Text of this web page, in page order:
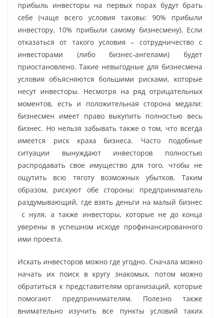
прибыль инвесторы на первых порах будут брать
себе (чаще всего условия таковы: 90% прибыли
инвестору, 10% прибыли самому бизнесмену). Если
отказаться от такого условия – сотрудничество с
инвесторами (либо бизнес-ангелами) будет
приостановлено. Такие невыгодные для бизнесмена
условия объясняются большими рисками, которые
несут инвесторы. Несмотря на ряд отрицательных
моментов, есть и положительная сторона медали:
бизнесмен имеет право выкупить полностью весь
бизнес. Но нельзя забывать также о том, что всегда
имеется риск краха бизнеса. Часто подобные
ситуации вынуждают инвесторов полностью
распродавать свое имущество для того, чтобы не
ощутить всю тяготу возможных убытков. Таким
образом, рискуют обе стороны: предприниматель
раздумывающий, где взять деньги на малый бизнес
с нуля, а также инвесторы, которые не до конца
уверены в успешном исходе профинансированного
ими проекта.
Искать инвесторов можно где угодно. Сначала можно
начать их поиск в кругу знакомых, потом можно
обратиться к представителям организаций, которые
помогают предпринимателям. Полезно также
внимательно изучить все пункты условий таких